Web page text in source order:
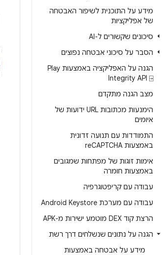
מידע על התוכנית לשיפור האבטחה
של אפליקציות
סיכונים שקשורים ל-AI
הסבר על סיכוני אבטחה נפוצים
הגנה על האפליקציה באמצעות Play
Integrity API ⍈
מצב הגנה מתקדם
הימנעות מכתובות URL ידועות של
איומים
התמודדות עם תנועה זדונית
באמצעות re CAPTCHA
אימות זוגות של מפתחות שמגובים
באמצעות חומרה
עבודה עם קריפטוגרפיה
עבודה עם מערכת Android Keystore
הרצת קוד DEX מוטמע ישירות מ-APK
הגנה על נתונים שנשלחים דרך רשת
מידע על אבטחה באמצעות